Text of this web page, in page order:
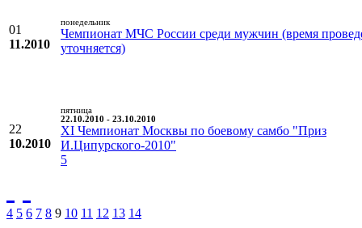
01
11.2010
понедельник
Чемпионат МЧС России среди мужчин (время
уточняется)
22
10.2010
пятница
22.10.2010 - 23.10.2010
XI Чемпионат Москвы по боевому самбо "Приз
И.Ципурского-2010"
5
4 5 6 7 8 9 10 11 12 13 14